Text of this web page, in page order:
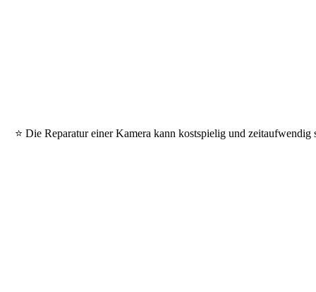
⭐ Die Reparatur einer Kamera kann kostspielig und